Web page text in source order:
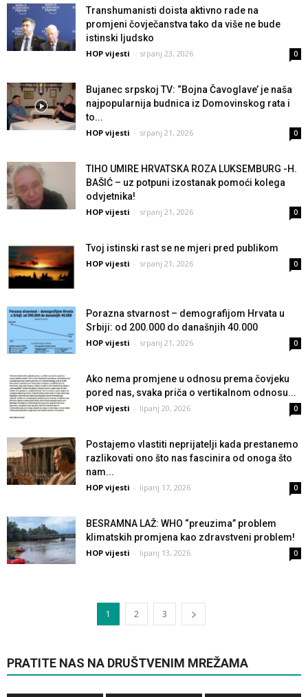
Transhumanisti doista aktivno rade na
promjeni čovječanstva tako da više ne bude
istinski ljudsko
HOP vijesti - srpanj 23, 2026 0
Bujanec srpskoj TV: “Bojna Čavoglave’ je naša
najpopularnija budnica iz Domovinskog rata i
to...
HOP vijesti - srpanj 21, 2026 0
TIHO UMIRE HRVATSKA ROZA LUKSEMBURG -H.
BAŠIĆ – uz potpuni izostanak pomoći kolega
odvjetnika!
HOP vijesti - srpanj 21, 2026 0
Tvoj istinski rast se ne mjeri pred publikom
HOP vijesti - srpanj 21, 2026 0
Porazna stvarnost – demografijom Hrvata u
Srbiji: od 200.000 do današnjih 40.000
HOP vijesti - srpanj 21, 2026 0
Ako nema promjene u odnosu prema čovjeku
pored nas, svaka priča o vertikalnom odnosu...
HOP vijesti - lipanj 20, 2026 0
Postajemo vlastiti neprijatelji kada prestanemo
razlikovati ono što nas fascinira od onoga što
nam...
HOP vijesti - lipanj 17, 2026 0
BESRAMNA LAŽ: WHO “preuzima” problem
klimatskih promjena kao zdravstveni problem!
HOP vijesti - lipanj 13, 2026 0
1 2 3
PRATITE NAS NA DRUŠTVENIM MREŽAMA